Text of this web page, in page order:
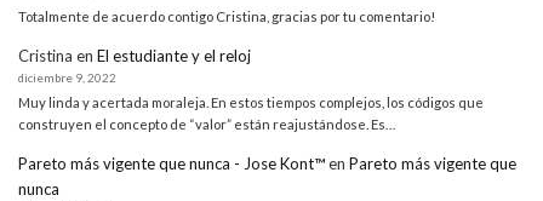
Totalmente de acuerdo contigo Cristina, gracias por tu comentario!
Cristina en El estudiante y el reloj
diciembre 9, 2022
Muy linda y acertada moraleja. En estos tiempos complejos, los códigos que
construyen el concepto de “valor” están reajustándose. Es…
Pareto más vigente que nunca - Jose Kont™en Pareto más vigente que
nunca